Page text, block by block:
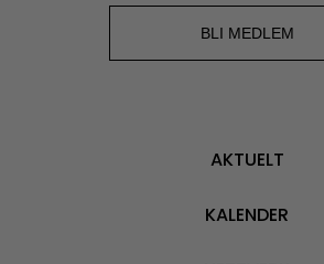
BLI MEDLEM
AKTUELT
KALENDER